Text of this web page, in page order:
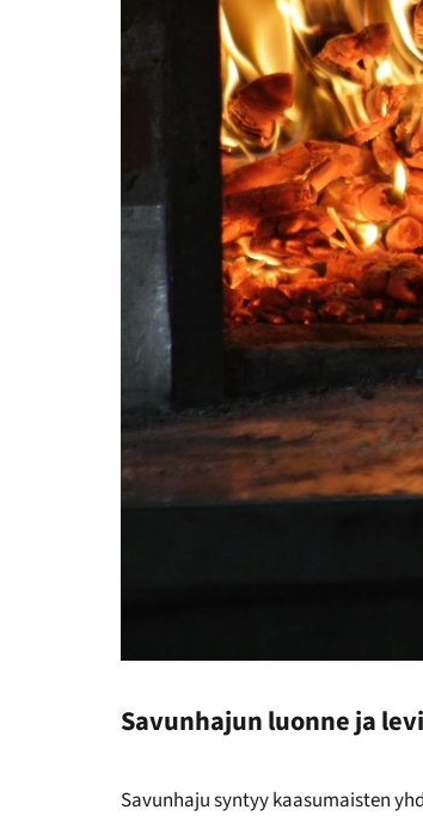
Savunhajun luonne ja
Savunhaju syntyy kaasumaisten